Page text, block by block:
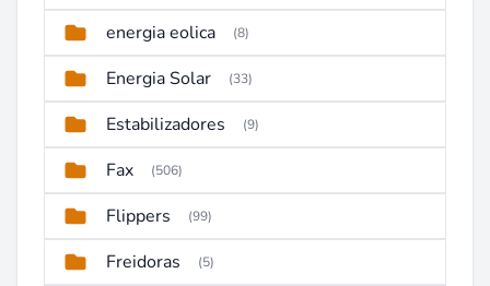
energia eolica (8)
Energia Solar (33)
Estabilizadores (9)
Fax (506)
Flippers (99)
Freidoras (5)